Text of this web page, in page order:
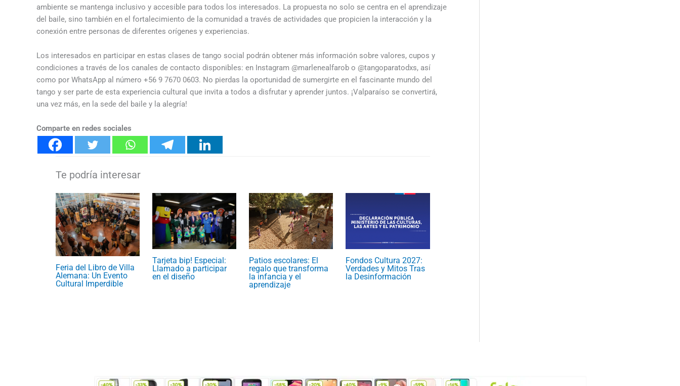
ambiente se mantenga inclusivo y accesible para todos los interesados. La propuesta no solo se centra en el aprendizaje
del baile, sino también en el fortalecimiento de la comunidad a través de actividades que propicien la interacción y la
conexión entre personas de diferentes orígenes y experiencias.
Los interesados en participar en estas clases de tango social podrán obtener más información sobre valores, cupos y
condiciones a través de los canales de contacto disponibles: en Instagram @marlenealfarob o @tangoparatodxs, así
como por WhatsApp al número +56 9 7670 0603. No pierdas la oportunidad de sumergirte en el fascinante mundo del
tango y ser parte de esta experiencia cultural que invita a todos a disfrutar y aprender juntos. ¡Valparaíso se convertirá,
una vez más, en la sede del baile y la alegría!
Comparte en redes sociales
Feria del Libro de Villa
Alemana: Un Evento
Cultural Imperdible
Tarjeta bip! Especial:
Llamado a participar
en el diseño
Patios escolares: El
regalo que transforma
la infancia y el
aprendizaje
Fondos Cultura 2027:
Verdades y Mitos Tras
la Desinformación